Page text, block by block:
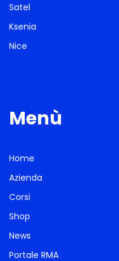
Satel
Ksenia
Nice
Menù
Home
Azienda
Corsi
Shop
News
Portale RMA